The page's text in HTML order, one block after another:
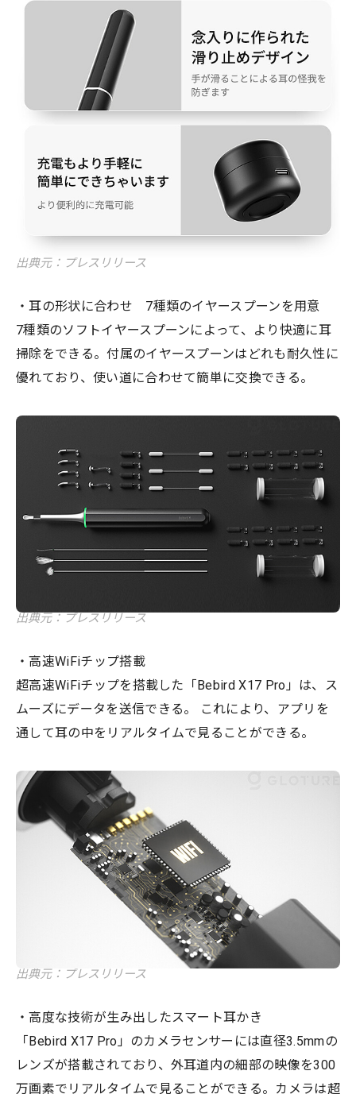
出典元：プレスリリース
・耳の形状に合わせ 7種類のイヤースプーンを用意
7種類のソフトイヤースプーンによって、より快適に耳
掃除をできる。付属のイヤースプーンはどれも耐久性に
優れており、使い道に合わせて簡単に交換できる。
出典元：プレスリリース
・高速WiFiチップ搭載
超高速WiFiチップを搭載した「Bebird X17 Pro」は、ス
ムーズにデータを送信できる。 これにより、アプリを
通して耳の中をリアルタイムで見ることができる。
出典元：プレスリリース
・高度な技術が生み出したスマート耳かき
「Bebird X17 Pro」のカメラセンサーには直径3.5mmの
レンズが搭載されており、外耳道内の細部の映像を300
万画素でリアルタイムで見ることができる。カメラは超